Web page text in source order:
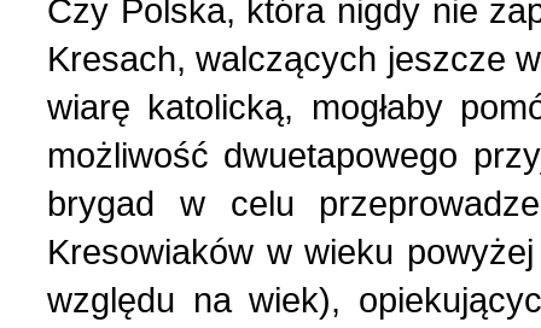
Czy Polska, która nigdy nie
Kresach, walczących jeszcze
wiarę katolicką, mogłaby
możliwość dwuetapowego
brygad w celu
Kresowiaków w wieku
względu na wiek),